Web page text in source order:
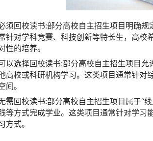
须回校读书:部分高校自主招生项目明确
针对学科竞赛、科技创新等特长生，高校
性的培养。
以选择回校读书:部分高校自主招生项目
高校或科研机构学习。这类项目通常针对
间。
需回校读书:部分高校自主招生项目属于“
等方式完成学业。这类项目通常针对学习
方式。